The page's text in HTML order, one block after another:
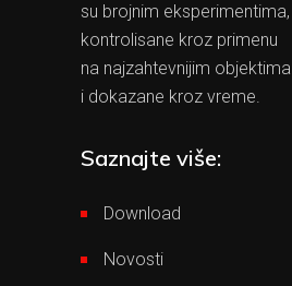
su brojnim eksperimentima,
kontrolisane kroz primenu
na najzahtevnijim objektima
i dokazane kroz vreme.
Saznajte više:
Download
Novosti